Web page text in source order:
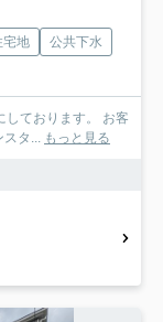
宅地
公共下水
しております。 お客
■「ベテランスタ... もっと見る